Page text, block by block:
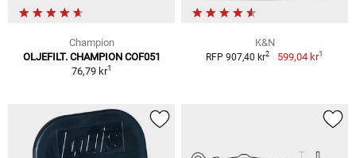
Champion
OLJEFILT. CHAMPION COF051
76,79 kr1
K&N
RFP 907,40 kr2 599,04 kr1